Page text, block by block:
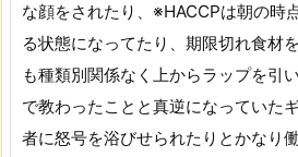
な顔をされたり、※HACCPは朝の時
る状態になってたり、期限切れ食材
も種類別関係なく上からラップを引
で教わったことと真逆になっていた
者に怒号を浴びせられたりとかなり